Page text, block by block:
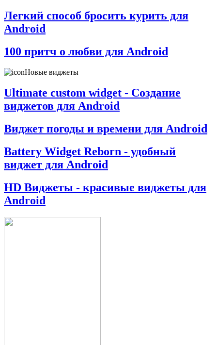
Легкий способ бросить курить для
Android
100 притч о любви для Android
Новые виджеты
Ultimate custom widget - Создание
виджетов для Android
Виджет погоды и времени для Android
Battery Widget Reborn - удобный
виджет для Android
HD Виджеты - красивые виджеты для
Android